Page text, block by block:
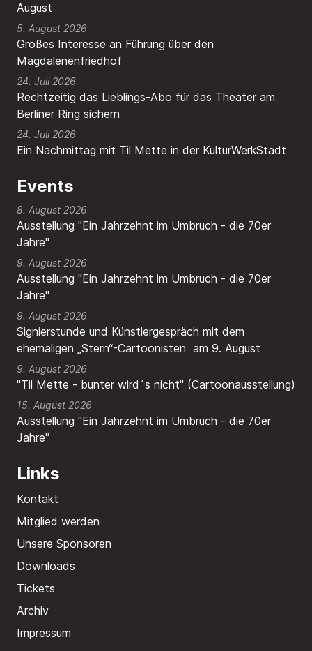
August
Großes Interesse an Führung über den
Magdalenenfriedhof
5. August 2026
Rechtzeitig das Lieblings-Abo für das Theater am
Berliner Ring sichern
24. Juli 2026
Ein Nachmittag mit Til Mette in der KulturWerkStadt
24. Juli 2026
Events
8. August 2026
Ausstellung "Ein Jahrzehnt im Umbruch - die 70er
Jahre"
9. August 2026
Ausstellung "Ein Jahrzehnt im Umbruch - die 70er
Jahre"
9. August 2026
Signierstunde und Künstlergespräch mit dem
ehemaligen „Stern“-Cartoonisten am 9. August
9. August 2026
"Til Mette - bunter wird´s nicht" (Cartoonausstellung)
15. August 2026
Ausstellung "Ein Jahrzehnt im Umbruch - die 70er
Jahre"
Links
Kontakt
Mitglied werden
Unsere Sponsoren
Downloads
Tickets
Archiv
Impressum